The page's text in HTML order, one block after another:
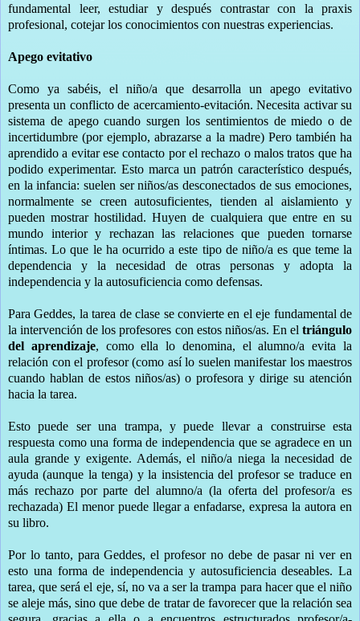
fundamental leer, estudiar y después contrastar con la praxis
profesional, cotejar los conocimientos con nuestras experiencias.
Apego evitativo
Como ya sabéis, el niño/a que desarrolla un apego evitativo
presenta un conflicto de acercamiento-evitación. Necesita activar su
sistema de apego cuando surgen los sentimientos de miedo o de
incertidumbre (por ejemplo, abrazarse a la madre) Pero también ha
aprendido a evitar ese contacto por el rechazo o malos tratos que ha
podido experimentar. Esto marca un patrón característico después,
en la infancia: suelen ser niños/as desconectados de sus emociones,
normalmente se creen autosuficientes, tienden al aislamiento y
pueden mostrar hostilidad. Huyen de cualquiera que entre en su
mundo interior y rechazan las relaciones que pueden tornarse
íntimas. Lo que le ha ocurrido a este tipo de niño/a es que teme la
dependencia y la necesidad de otras personas y adopta la
independencia y la autosuficiencia como defensas.
Para Geddes, la tarea de clase se convierte en el eje fundamental de
la intervención de los profesores con estos niños/as. En el triángulo
del aprendizaje, como ella lo denomina, el alumno/a evita la
relación con el profesor (como así lo suelen manifestar los maestros
cuando hablan de estos niños/as) o profesora y dirige su atención
hacia la tarea.
Esto puede ser una trampa, y puede llevar a construirse esta
respuesta como una forma de independencia que se agradece en un
aula grande y exigente. Además, el niño/a niega la necesidad de
ayuda (aunque la tenga) y la insistencia del profesor se traduce en
más rechazo por parte del alumno/a (la oferta del profesor/a es
rechazada) El menor puede llegar a enfadarse, expresa la autora en
su libro.
Por lo tanto, para Geddes, el profesor no debe de pasar ni ver en
esto una forma de independencia y autosuficiencia deseables. La
tarea, que será el eje, sí, no va a ser la trampa para hacer que el niño
se aleje más, sino que debe de tratar de favorecer que la relación sea